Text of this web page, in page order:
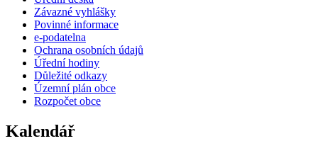
Závazné vyhlášky
Povinné informace
e-podatelna
Ochrana osobních údajů
Úřední hodiny
Důležité odkazy
Územní plán obce
Rozpočet obce
Kalendář